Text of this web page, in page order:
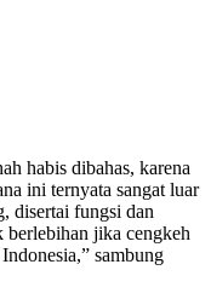
habis dibahas, karena
ini ternyata sangat luar
disertai fungsi dan
berlebihan jika cengkeh
sambung